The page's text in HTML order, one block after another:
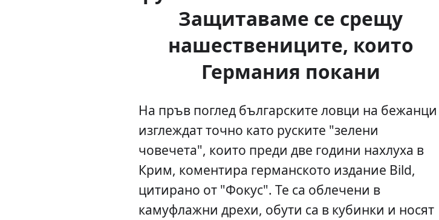
Защитаваме се срещу
нашествениците, които
Германия покани
На пръв поглед българските ловци на бежанци
изглеждат точно като руските "зелени
човечета", които преди две години нахлуха в
Крим, коментира германското издание Bild,
цитирано от "Фокус". Те са облечени в
камуфлажни дрехи, обути са в кубинки и носят